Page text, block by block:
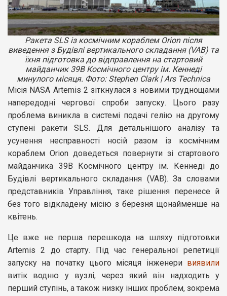
Ракета SLS із космічним кораблем Orion після
виведення з Будівлі вертикального складання (VAB) та
їхня підготовка до відправлення на стартовий
майданчик 39B Космічного центру ім. Кеннеді
минулого місяця. Фото: Stephen Clark | Ars Technica
Місія NASA Artemis 2 зіткнулася з новими труднощами
напередодні чергової спроби запуску. Цього разу
проблема виникла в системі подачі гелію на другому
ступені ракети SLS. Для детальнішого аналізу та
усунення несправності носій разом із космічним
кораблем Orion доведеться повернути зі стартового
майданчика 39B Космічного центру ім. Кеннеді до
Будівлі вертикального складання (VAB). За словами
представників Управління, таке рішення перенесе й
без того відкладену місію з березня щонайменше на
квітень.
Це вже не перша перешкода на шляху підготовки
Artemis 2 до старту. Під час генеральної репетиції
запуску на початку цього місяця інженери виявили
витік водню у вузлі, через який він надходить у
перший ступінь, а також низку інших проблем, зокрема